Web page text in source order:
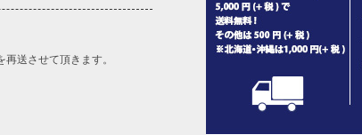
送させて頂きます。